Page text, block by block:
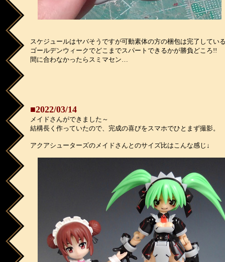
スケジュールはヤバそうですが可動素体の方の梱包は完了してい
ゴールデンウィークでどこまでスパートできるかが勝負どころ!!
間に合わなかったらスミマセン…
■2022/03/14
メイドさんができました～
結構長く作っていたので、完成の喜びをスマホでひとまず撮影。
アクアシューターズのメイドさんとのサイズ比はこんな感じ↓